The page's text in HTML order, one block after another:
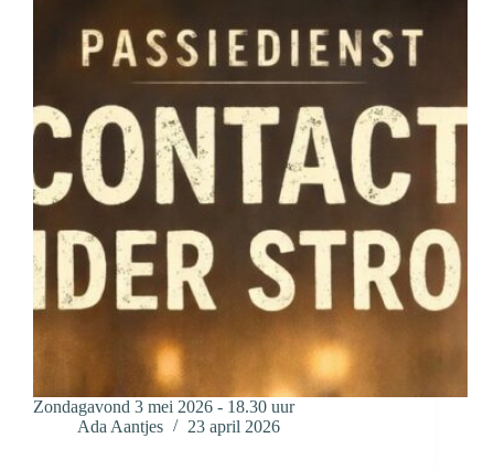
Zondagavond 3 mei 2026 - 18.30 uur
Ada Aantjes
23 april 2026